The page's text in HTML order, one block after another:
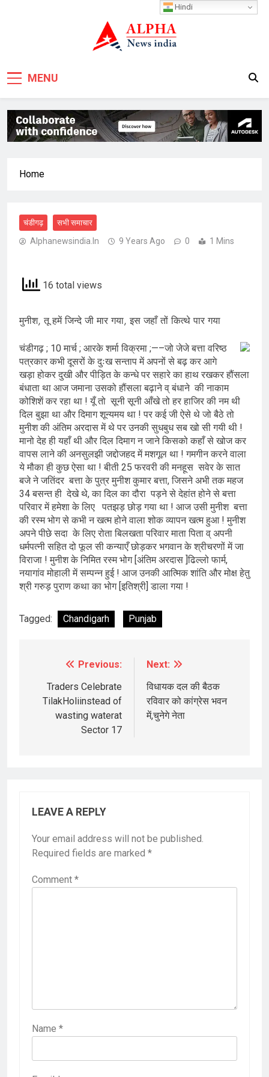
MENU
Home
चंडीगढ़ सभी समाचार
Alphanewsindia.in 9 Years Ago 0 1 Mins
16 total views
मुनीश, तू हमें जिन्दे जी मार गया, इस जहाँ तों कित्थे पार गया
चंडीगढ़ ; 10 मार्च ; आरके शर्मा विक्रमा ;—–जो जेजे बत्ता वरिष्ठ
पत्रकार कभी दूसरों के दुःख सन्ताप में अपनों से बढ़ कर आगे
खड़ा होकर दुखी और पीड़ित के कन्धे पर सहारे का हाथ रखकर हौंसला
बंधाता था आज जमाना उसको हौंसला बढ़ाने व् बंधाने की नाकाम
कोशिशें कर रहा था ! यूँ तो सूनी सूनी आँखे तो हर हाजिर की नम थी
दिल बुझा था और दिमाग शून्यमय था ! पर कई जी ऐसे थे जो बैठे तो
मुनीश की अंतिम अरदास में थे पर उनकी सुधबुध सब खो सी गयी थी !
मानो देह ही यहाँ थी और दिल दिमाग न जाने किसको कहाँ से खोज कर
वापस लाने की अनसुलझी जद्दोजहद में मशगूल था ! गमगीन करने वाला
ये मौका ही कुछ ऐसा था ! बीती 25 फरवरी की मनहूस सवेर के सात
बजे ने जतिंदर बत्ता के पुत्र मुनीश कुमार बत्ता, जिसने अभी तक महज
34 बसन्त ही देखे थे, का दिल का दौरा पड़ने से देहांत होने से बत्ता
परिवार में हमेशा के लिए पतझड़ छोड़ गया था ! आज उसी मुनीश बत्ता
की रस्म भोग से कभी न खत्म होने वाला शोक व्यापन खत्म हुआ ! मुनीश
अपने पीछे सदा के लिए रोता बिलखता परिवार माता पिता व् अपनी
धर्मपत्नी सहित दो फूल सी कन्याएँ छोड़कर भगवान के श्रीचरणों में जा
विराजा ! मुनीश के निमित रस्म भोग [अंतिम अरदास ]ढिल्लो फार्म,
नयागांव मोहाली में सम्पन्न हुई ! आज उनकी आत्मिक शांति और मोक्ष हेतु
श्री गरुड़ पुराण कथा का भोग [इतिश्री] डाला गया !
Tagged: Chandigarh Punjab
navigation
Previous:
Traders Celebrate
TilakHoliinstead of
wasting waterat
Sector 17
Next:
विधायक दल की बैठक
रविवार को कांग्रेस भवन
में,चुनेगे नेता
LEAVE A REPLY
Your email address will not be published.
Required fields are marked *
Comment *
Name *
Hindi